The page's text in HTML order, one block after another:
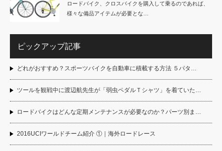
ロードバイク、クロスバイクを購入して乗るのであれば、
様々な備品アイテムが必要とな…
ピックアップ記事
どれがおすすめ？スポーツバイクを自動車に積載する方法 ５パタ…
ツールを観戦中に渡辺航先生が「弱虫ペダルＴシャツ」を着ていた…
ロードバイクはどんな定期メンテナンスが必要なのか？パーツ別ま…
2016UCIワールドチーム紹介 ①｜海外ロードレース